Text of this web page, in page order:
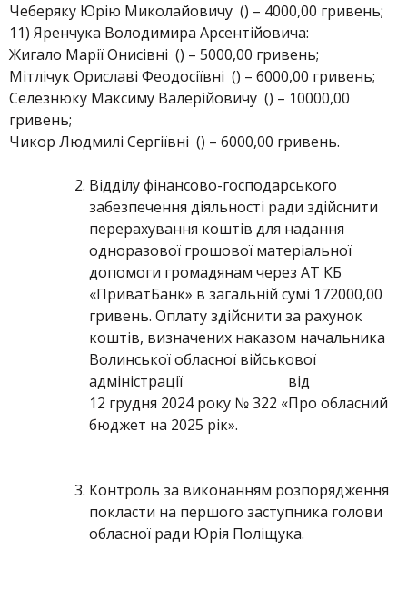
Чеберяку Юрію Миколайовичу () – 4000,00 гривень;
11) Яренчука Володимира Арсентійовича:
Жигало Марії Онисівні () – 5000,00 гривень;
Мітлічук Ориславі Феодосіївні () – 6000,00 гривень;
Селезнюку Максиму Валерійовичу () – 10000,00
гривень;
Чикор Людмилі Сергіївні () – 6000,00 гривень.
Відділу фінансово-господарського
забезпечення діяльності ради здійснити
перерахування коштів для надання
одноразової грошової матеріальної
допомоги громадянам через АТ КБ
«ПриватБанк» в загальній сумі 172000,00
гривень. Оплату здійснити за рахунок
коштів, визначених наказом начальника
Волинської обласної військової
адміністрації від
12 грудня 2024 року № 322 «Про обласний
бюджет на 2025 рік».
Контроль за виконанням розпорядження
покласти на першого заступника голови
обласної ради Юрія Поліщука.